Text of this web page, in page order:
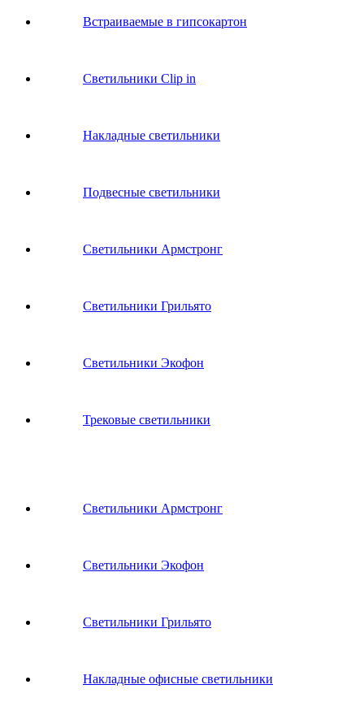
Встраиваемые в гипсокартон
Светильники Clip in
Накладные светильники
Подвесные светильники
Светильники Армстронг
Светильники Грильято
Светильники Экофон
Трековые светильники
Светильники Армстронг
Светильники Экофон
Светильники Грильято
Накладные офисные светильники